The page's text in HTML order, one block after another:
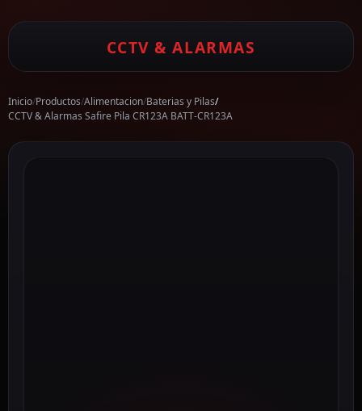
CCTV & ALARMAS
Inicio/Productos/Alimentacion/Baterias y Pilas/
CCTV & Alarmas Safire Pila CR123A BATT-CR123A